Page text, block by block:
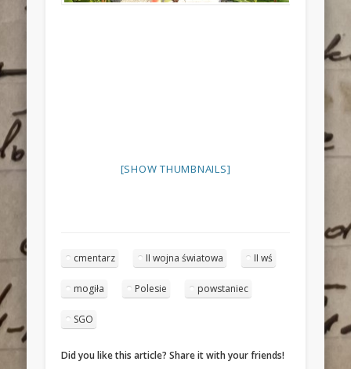
[SHOW THUMBNAILS]
cmentarz II wojna światowa II wś
mogiła Polesie powstaniec
SGO
Did you like this article? Share it with your friends!